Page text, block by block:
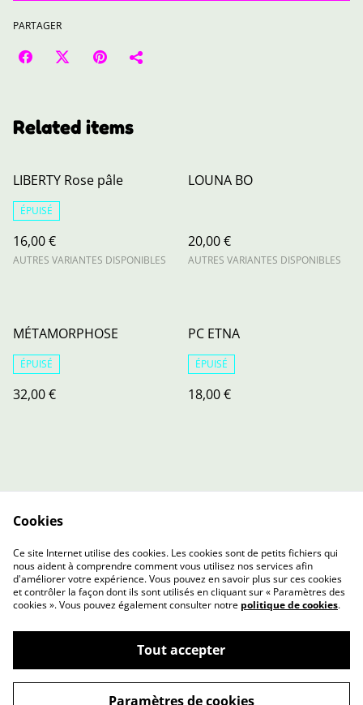
PARTAGER
Related items
LIBERTY Rose pâle
ÉPUISÉ
16,00 €
AUTRES VARIANTES DISPONIBLES
LOUNA BO
20,00 €
AUTRES VARIANTES DISPONIBLES
MÉTAMORPHOSE
ÉPUISÉ
32,00 €
PC ETNA
ÉPUISÉ
18,00 €
Contact Us
Legal Terms
Privacy Policy
Cookie Policy
©2026L'Atelier de Louise
Cookies
Ce site Internet utilise des cookies. Les cookies sont de petits fichiers qui
nous aident à comprendre comment vous utilisez nos services afin
d'améliorer votre expérience. Vous pouvez en savoir plus sur ces cookies
et contrôler la façon dont ils sont utilisés en cliquant sur « Paramètres des
cookies ». Vous pouvez également consulter notre politique de cookies.
Tout accepter
Paramètres de cookies